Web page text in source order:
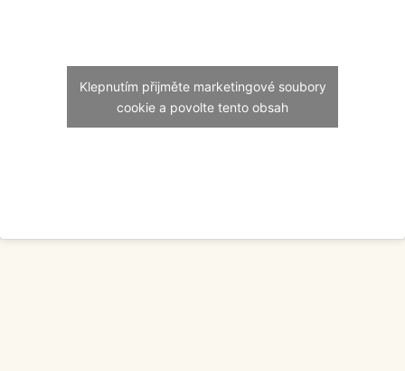
Klepnutím přijměte marketingové soubory
cookie a povolte tento obsah